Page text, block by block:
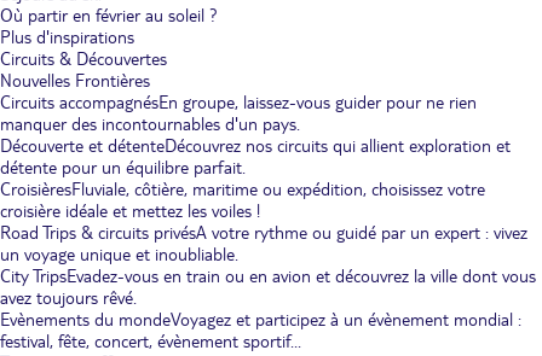
Où partir en février au soleil ?
Plus d'inspirations
Circuits & Découvertes
Nouvelles Frontières
Circuits accompagnésEn groupe, laissez-vous guider pour ne rien
manquer des incontournables d'un pays.
Découverte et détenteDécouvrez nos circuits qui allient exploration et
détente pour un équilibre parfait.
CroisièresFluviale, côtière, maritime ou expédition, choisissez votre
croisière idéale et mettez les voiles !
Road Trips & circuits privésA votre rythme ou guidé par un expert : vivez
un voyage unique et inoubliable.
City TripsEvadez-vous en train ou en avion et découvrez la ville dont vous
avez toujours rêvé.
Evènements du mondeVoyagez et participez à un évènement mondial :
festival, fête, concert, évènement sportif...